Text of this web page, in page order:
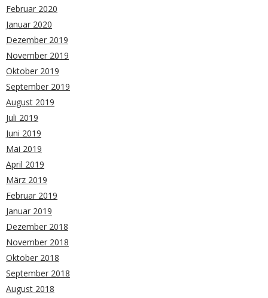
Februar 2020
Januar 2020
Dezember 2019
November 2019
Oktober 2019
September 2019
August 2019
Juli 2019
Juni 2019
Mai 2019
April 2019
März 2019
Februar 2019
Januar 2019
Dezember 2018
November 2018
Oktober 2018
September 2018
August 2018